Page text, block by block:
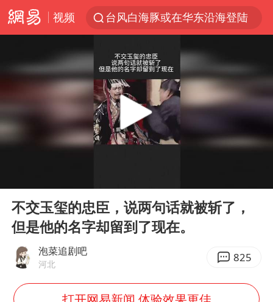
视频
台风白海豚或在华东沿海登陆
因凡蒂诺首次公开道歉
人贩子“梅姨”真实姓名曝光
《Monica》填词人黎彼得去世
Play
不交玉玺的忠臣，说两句话就被斩了，
但是他的名字却留到了现在。
泡菜追剧吧
河北 825